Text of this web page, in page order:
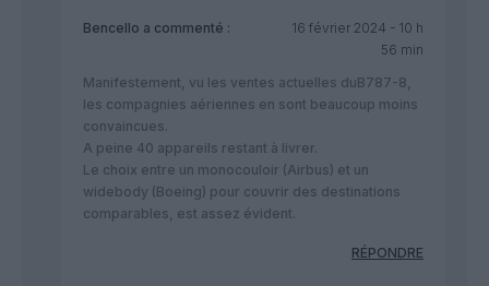
Bencello a commenté :
16 février 2024 - 10 h
56 min
Manifestement, vu les ventes actuelles duB787-8,
les compagnies aériennes en sont beaucoup moins
convaincues.
A peine 40 appareils restant à livrer.
Le choix entre un monocouloir (Airbus) et un
widebody (Boeing) pour couvrir des destinations
comparables, est assez évident.
RÉPONDRE